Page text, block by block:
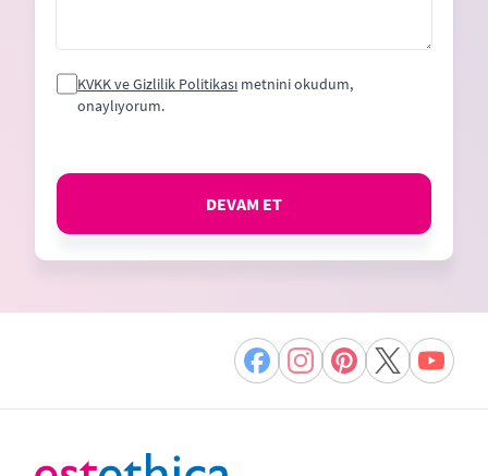
KVKK ve Gizlilik Politikası metnini okudum,
onaylıyorum.
DEVAM ET